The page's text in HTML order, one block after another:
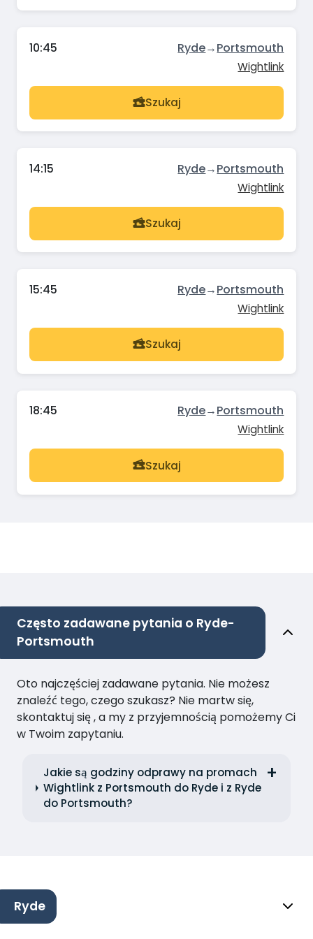
10:45 Ryde→Portsmouth
Wightlink
Szukaj
14:15 Ryde→Portsmouth
Wightlink
Szukaj
15:45 Ryde→Portsmouth
Wightlink
Szukaj
18:45 Ryde→Portsmouth
Wightlink
Szukaj
Często zadawane pytania o Ryde-
Portsmouth
Oto najczęściej zadawane pytania. Nie możesz
znaleźć tego, czego szukasz? Nie martw się,
skontaktuj się , a my z przyjemnością pomożemy Ci
w Twoim zapytaniu.
Jakie są godziny odprawy na promach
Wightlink z Portsmouth do Ryde i z Ryde
do Portsmouth?
Ryde